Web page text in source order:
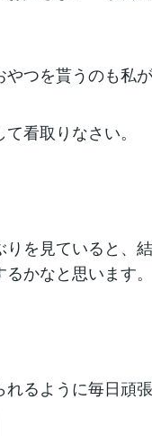
つを貰うのも私が
看取りなさい。
を見ていると、
かなと思います。
るように毎日頑張